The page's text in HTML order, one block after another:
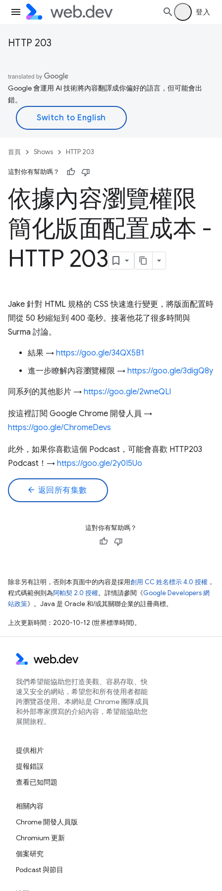
登入
HTTP 203
Google 會運用 AI 技術將內容翻譯成你偏好的語言，但可能會出
錯。
首頁 Shows HTTP 203
這對你有幫助嗎？
依據內容瀏覽權限
簡化版面配置成本 -
HTTP 203
Jake 針對 HTML 規格的 CSS 快速進行變更，將版面配置時
間從 50 秒縮短到 400 毫秒。接著他花了很多時間與
Surma 討論。
結果 → https://goo.gle/34QX5B1
進一步瞭解內容瀏覽權限 → https://goo.gle/3digQ8y
同系列的其他影片 → https://goo.gle/2wneQLl
按這裡訂閱 Google Chrome 開發人員 →
https://goo.gle/ChromeDevs
此外，如果你喜歡這個 Podcast，可能會喜歡 HTTP203
Podcast！→ https://goo.gle/2y0I5Uo
arrow_back 返回所有集數
這對你有幫助嗎？
除非另有註明，否則本頁面中的內容是採用創用 CC 姓名標示 4.0 授權 ，
程式碼範例則為阿帕契 2.0 授權。詳情請參閱《Google Developers 網
站政策》。Java 是 Oracle 和/或其關聯企業的註冊商標。
上次更新時間：2020-10-12 (世界標準時間)。
我們希望能協助您打造美觀、容易存取、快
速又安全的網站，希望您和所有使用者都能
跨瀏覽器使用。本網站是 Chrome 團隊成員
和外部專家撰寫的介紹內容，希望能協助您
展開旅程。
提供相片
提報錯誤
查看已知問題
相關內容
Chrome 開發人員版
Chromium 更新
個案研究
Podcast 與節目